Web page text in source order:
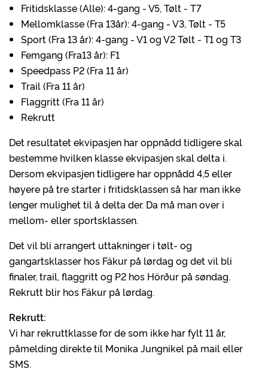
Fritidsklasse (Alle): 4-gang - V5, Tølt - T7
Mellomklasse (Fra 13år): 4-gang - V3, Tølt - T5
Sport (Fra 13 år): 4-gang - V1 og V2 Tølt - T1 og T3
Femgang (Fra13 år): F1
Speedpass P2 (Fra 11 år)
Trail (Fra 11 år)
Flaggritt (Fra 11 år)
Rekrutt
Det resultatet ekvipasjen har oppnådd tidligere skal
bestemme hvilken klasse ekvipasjen skal delta i.
Dersom ekvipasjen tidligere har oppnådd 4,5 eller
høyere på tre starter i fritidsklassen så har man ikke
lenger mulighet til å delta der. Da må man over i
mellom- eller sportsklassen.
Det vil bli arrangert uttakninger i tølt- og
gangartsklasser hos Fákur på lørdag og det vil bli
finaler, trail, flaggritt og P2 hos Hörður på søndag.
Rekrutt blir hos Fákur på lørdag.
Rekrutt:
Vi har rekruttklasse for de som ikke har fylt 11 år,
påmelding direkte til Monika Jungnikel på mail eller
SMS.